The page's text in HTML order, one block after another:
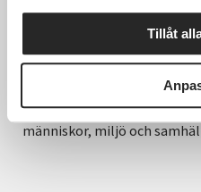
Tillåt
Hela Sveriges studieförbund
samhällsaktör som bidrar
delaktighet, positiv och
människor, miljö och